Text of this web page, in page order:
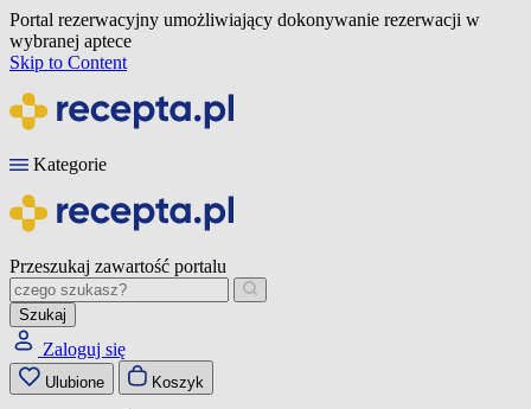
Portal rezerwacyjny umożliwiający dokonywanie rezerwacji w
wybranej aptece
Skip to Content
Kategorie
Przeszukaj zawartość portalu
Szukaj
Zaloguj się
Ulubione Koszyk